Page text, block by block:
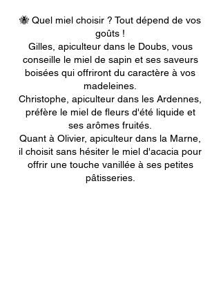
🐝 Quel miel choisir ? Tout dépend de vos
goûts !
Gilles, apiculteur dans le Doubs, vous
conseille le miel de sapin et ses saveurs
boisées qui offriront du caractère à vos
madeleines.
Christophe, apiculteur dans les Ardennes,
préfère le miel de fleurs d'été liquide et
ses arômes fruités.
Quant à Olivier, apiculteur dans la Marne,
il choisit sans hésiter le miel d'acacia pour
offrir une touche vanillée à ses petites
pâtisseries.